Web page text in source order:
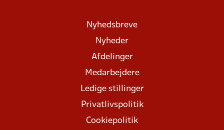
Nyhedsbreve
Nyheder
Afdelinger
Medarbejdere
Ledige stillinger
Privatlivspolitik
Cookiepolitik